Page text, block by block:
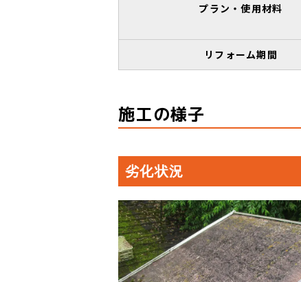
プラン・使用材料
リフォーム期間
施工の様子
劣化状況